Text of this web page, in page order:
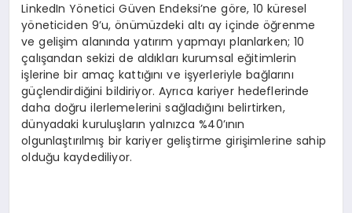
LinkedIn Yönetici Güven Endeksi’ne göre, 10 küresel
yöneticiden 9’u, önümüzdeki altı ay içinde öğrenme
ve gelişim alanında yatırım yapmayı planlarken; 10
çalışandan sekizi de aldıkları kurumsal eğitimlerin
işlerine bir amaç kattığını ve işyerleriyle bağlarını
güçlendirdiğini bildiriyor. Ayrıca kariyer hedeflerinde
daha doğru ilerlemelerini sağladığını belirtirken,
dünyadaki kuruluşların yalnızca %40’ının
olgunlaştırılmış bir kariyer geliştirme girişimlerine sahip
olduğu kaydediliyor.